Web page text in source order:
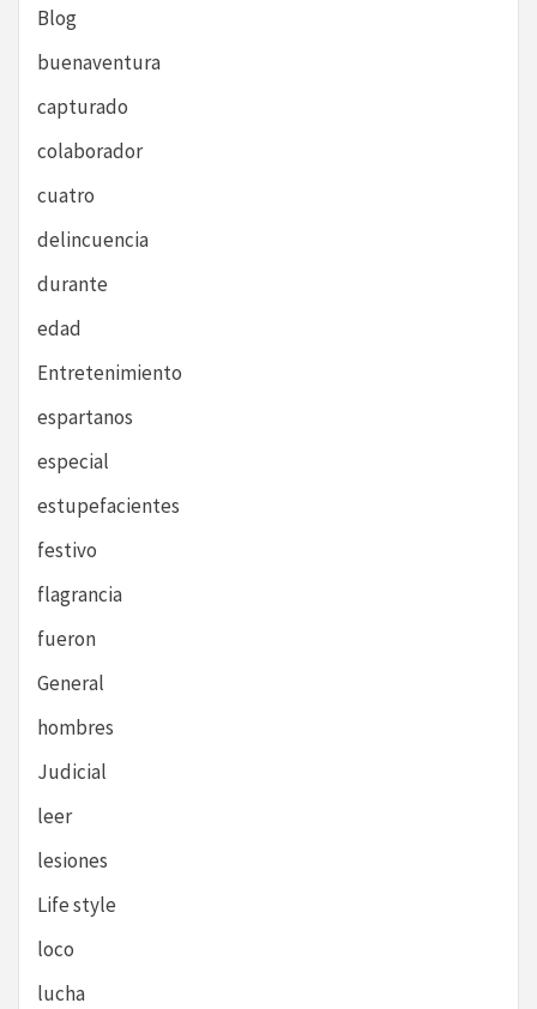
Blog
buenaventura
capturado
colaborador
cuatro
delincuencia
durante
edad
Entretenimiento
espartanos
especial
estupefacientes
festivo
flagrancia
fueron
General
hombres
Judicial
leer
lesiones
Life style
loco
lucha